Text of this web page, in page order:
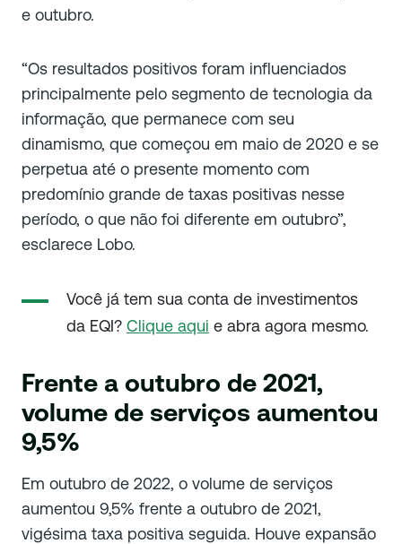
e outubro.
“Os resultados positivos foram influenciados
principalmente pelo segmento de tecnologia da
informação, que permanece com seu
dinamismo, que começou em maio de 2020 e se
perpetua até o presente momento com
predomínio grande de taxas positivas nesse
período, o que não foi diferente em outubro”,
esclarece Lobo.
Você já tem sua conta de investimentos
da EQI? Clique aqui e abra agora mesmo.
Frente a outubro de 2021,
volume de serviços aumentou
9,5%
Em outubro de 2022, o volume de serviços
aumentou 9,5% frente a outubro de 2021,
vigésima taxa positiva seguida. Houve expansão